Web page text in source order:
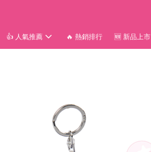
👍 人氣推薦 🔥 熱銷排行 🆕 新品上市